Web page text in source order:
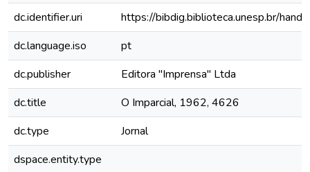
dc.identifier.uri
https://bibdig.biblioteca.unesp.br/
dc.language.iso
pt
dc.publisher
Editora "Imprensa" Ltda
dc.title
O Imparcial, 1962, 4626
dc.type
Jornal
dspace.entity.type